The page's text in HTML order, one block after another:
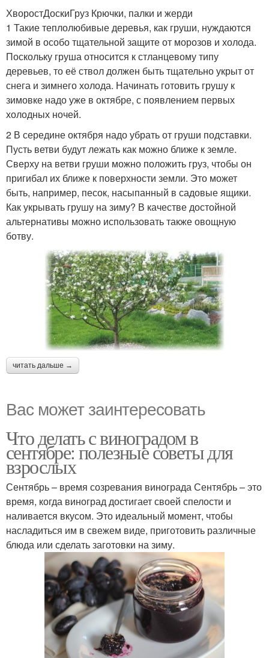
ХворостДоскиГруз Крючки, палки и жерди
1 Такие теплолюбивые деревья, как груши, нуждаются
зимой в особо тщательной защите от морозов и холода.
Поскольку груша относится к стланцевому типу
деревьев, то её ствол должен быть тщательно укрыт от
снега и зимнего холода. Начинать готовить грушу к
зимовке надо уже в октябре, с появлением первых
холодных ночей.
2 В середине октября надо убрать от груши подставки.
Пусть ветви будут лежать как можно ближе к земле.
Сверху на ветви груши можно положить груз, чтобы он
пригибал их ближе к поверхности земли. Это может
быть, например, песок, насыпанный в садовые ящики.
Как укрывать грушу на зиму? В качестве достойной
альтернативы можно использовать также овощную
ботву.
читать дальше →
Вас может заинтересовать
Что делать с виноградом в
сентябре: полезные советы для
взрослых
Сентябрь – время созревания винограда Сентябрь – это
время, когда виноград достигает своей спелости и
наливается вкусом. Это идеальный момент, чтобы
насладиться им в свежем виде, приготовить различные
блюда или сделать заготовки на зиму.